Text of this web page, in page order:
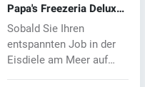
Papa's Freezeria Deluxe
(PC) key
Sobald Sie Ihren
entspannten Job in der
Eisdiele am Meer auf